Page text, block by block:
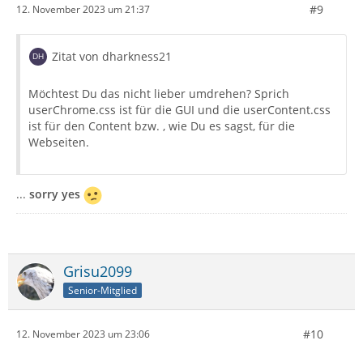
12. November 2023 um 21:37 #9
Zitat von dharkness21
Möchtest Du das nicht lieber umdrehen? Sprich
userChrome.css ist für die GUI und die userContent.css
ist für den Content bzw. , wie Du es sagst, für die
Webseiten.
... sorry yes
Grisu2099
Senior-Mitglied
12. November 2023 um 23:06 #10